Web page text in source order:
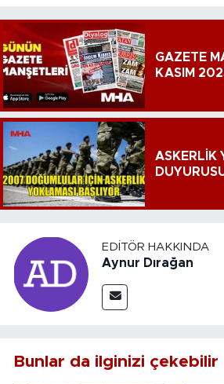
GAZETE
KASIM
ASKERLİK
EDITÖR HAKKINDA
Aynur Dırağan
Bunlar da ilginizi çekebilir